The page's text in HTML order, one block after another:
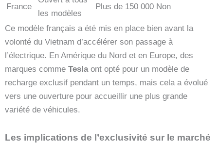
France
les modèles
Plus de 150 000 Non
Ce modèle français a été mis en place bien avant la
volonté du Vietnam d’accélérer son passage à
l’électrique. En Amérique du Nord et en Europe, des
marques comme Teslaont opté pour un modèle de
recharge exclusif pendant un temps, mais cela a évolué
vers une ouverture pour accueillir une plus grande
variété de véhicules.
Les implications de l’exclusivité sur le marché